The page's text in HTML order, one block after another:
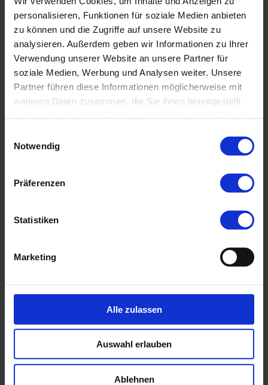
personalisieren, Funktionen für soziale Medien anbieten
zu können und die Zugriffe auf unsere Website zu
analysieren. Außerdem geben wir Informationen zu Ihrer
Verwendung unserer Website an unsere Partner für
soziale Medien, Werbung und Analysen weiter. Unsere
Partner führen diese Informationen möglicherweise mit
weiteren Daten zusammen, die Sie ihnen bereitgestellt
Notwendig
Präferenzen
Statistiken
Marketing
Alle zulassen
Auswahl erlauben
Ablehnen
Mehr Einzelheiten zum Projekt,
Spendenmöglichkeiten und
Spendenformular gibt`s auf der
Homepage von Hilfe für Kids:
www.hilfe-für-kids.de.